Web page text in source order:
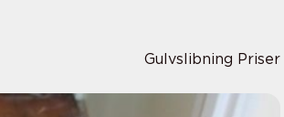
Gulvslibning Priser